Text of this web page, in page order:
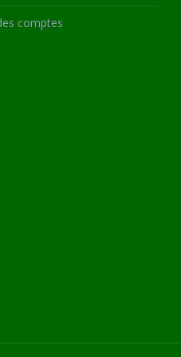
comptes